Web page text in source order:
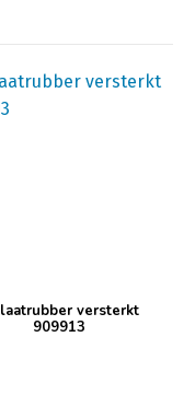
versterkt
909913